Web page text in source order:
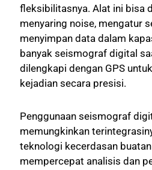
fleksibilitasnya. Alat ini bisa
menyaring noise, mengatur
menyimpan data dalam
banyak seismograf digital
dilengkapi dengan GPS
kejadian secara presisi.
Penggunaan seismograf
memungkinkan
teknologi kecerdasan
mempercepat analisis dan